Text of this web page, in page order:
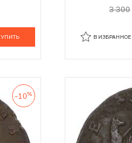
3 300
В ИЗБРАННОЕ
-10%